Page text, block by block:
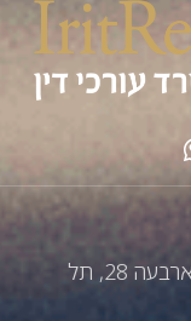
"מגדלי הארבעה", קומה 34, רח' הארבעה 28, תל